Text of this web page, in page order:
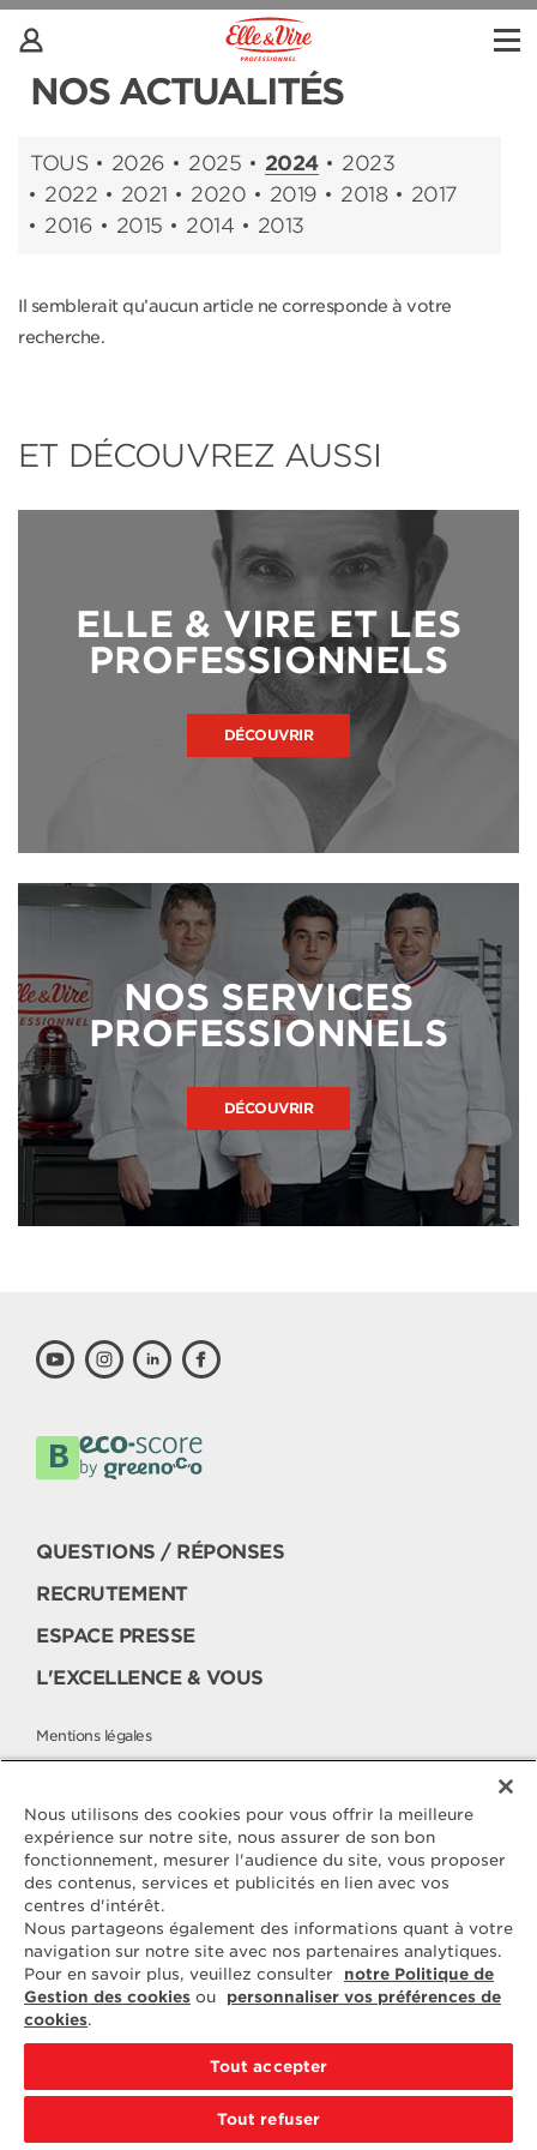
NOS ACTUALITÉS
TOUS 2026 2025 2024
2023
2022
2021 2020 2019 2018
2017
2016
2015 2014 2013
Il semblerait qu’aucun article ne corresponde à votre
recherche.
ET DÉCOUVREZ AUSSI
ELLE & VIRE ET LES
PROFESSIONNELS
DÉCOUVRIR
NOS SERVICES
PROFESSIONNELS
DÉCOUVRIR
QUESTIONS / RÉPONSES
RECRUTEMENT
ESPACE PRESSE
L'EXCELLENCE & VOUS
Mentions légales
Politique de protection des données
Contactez
ELLE & VIRE
Pour toute question ou demande
d'information complémentaire,
nous sommes à votre disposition
ELVIR
50890 CONDÉ-SUR-VIRE
CONTACTEZ-NOUS
Nous utilisons des cookies pour vous offrir la meilleure
expérience sur notre site, nous assurer de son bon
fonctionnement, mesurer l'audience du site, vous proposer
des contenus, services et publicités en lien avec vos
centres d'intérêt.
Nous partageons également des informations quant à votre
navigation sur notre site avec nos partenaires analytiques.
Pour en savoir plus, veuillez consulter
notre Politique de
Gestion des cookies ou
personnaliser vos préférences de
cookies.
Tout accepter
Tout refuser